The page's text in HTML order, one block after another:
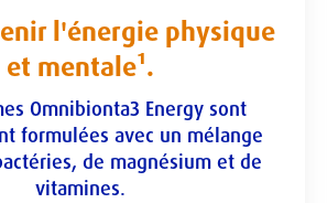
l'énergie physique
et mentale¹.
Omnibionta3 Energy sont
formulées avec un mélange
de magnésium et de
vitamines.